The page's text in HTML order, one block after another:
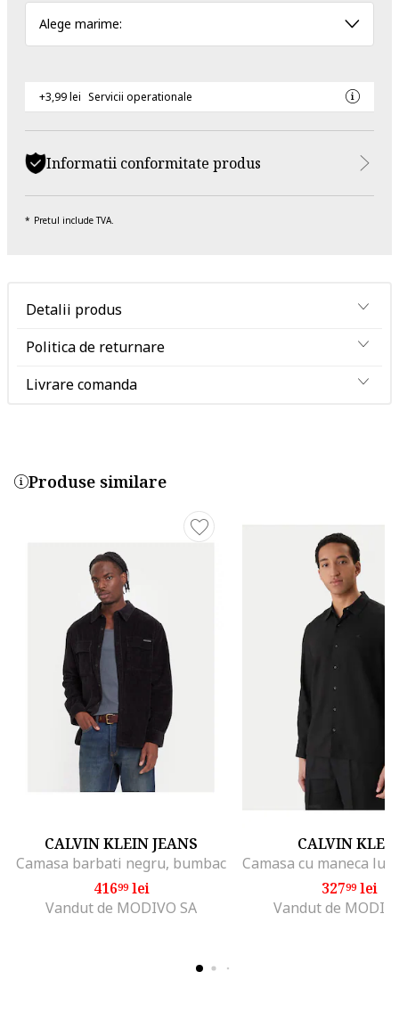
Alege marime:
+3,99 lei Servicii operationale
Informatii conformitate produs
Pretul include TVA.
Detalii produs
Politica de returnare
Livrare comanda
Produse similare
CALVIN KLEIN JEANS
Camasa barbati negru, bumbac
41699lei
Vandut de MODIVO SA
CALVIN
32799lei
Vandut de